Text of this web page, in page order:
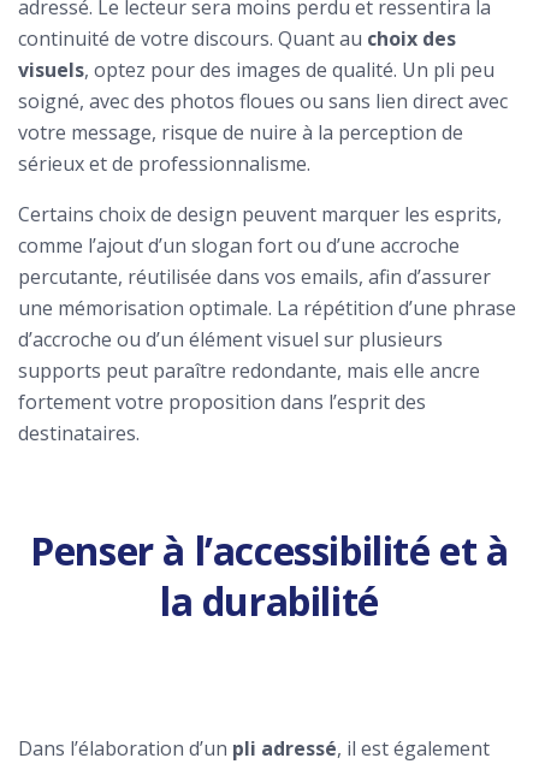
adressé. Le lecteur sera moins perdu et ressentira la
continuité de votre discours. Quant au choix des
visuels, optez pour des images de qualité. Un pli peu
soigné, avec des photos floues ou sans lien direct avec
votre message, risque de nuire à la perception de
sérieux et de professionnalisme.
Certains choix de design peuvent marquer les esprits,
comme l’ajout d’un slogan fort ou d’une accroche
percutante, réutilisée dans vos emails, afin d’assurer
une mémorisation optimale. La répétition d’une phrase
d’accroche ou d’un élément visuel sur plusieurs
supports peut paraître redondante, mais elle ancre
fortement votre proposition dans l’esprit des
destinataires.
Penser à l’accessibilité et à
la durabilité
Dans l’élaboration d’un pli adressé, il est également